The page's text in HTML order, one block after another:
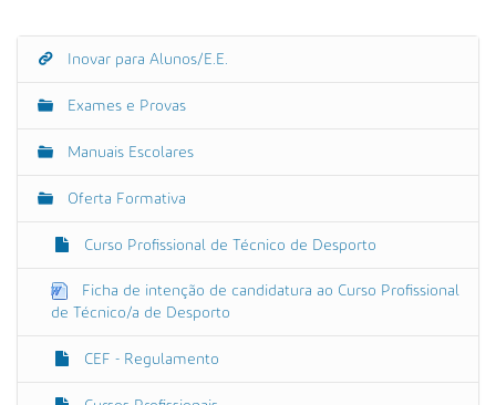
N
e
a
Inovar para Alunos/E.E.
Exames e Provas
Manuais Escolares
Oferta Formativa
Curso Profissional de Técnico de Desporto
Ficha de intenção de candidatura ao Curso Profissional
de Técnico/a de Desporto
CEF - Regulamento